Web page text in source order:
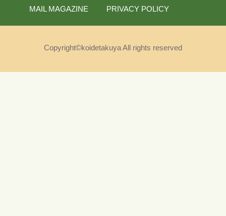
MAIL MAGAZINE
PRIVACY POLICY
Copyright©koidetakuya All rights reserved